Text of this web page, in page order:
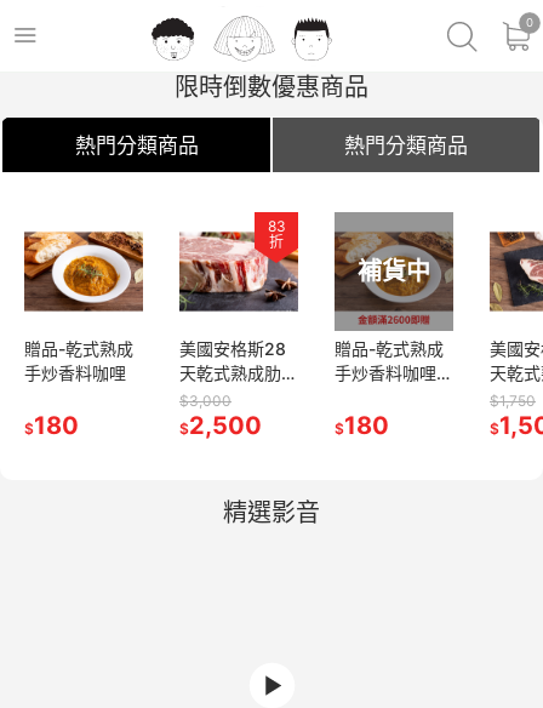
0
限時倒數優惠商品
熱門分類商品 熱門分類商品
贈品-乾式熟成
手炒香料咖哩
$180
83
折
美國安格斯28
天乾式熟成肋眼
牛排-C餐
$3,000
$2,500
補貨中
贈品-乾式熟成
手炒香料咖哩
訊請點我)
$180
美國
天乾
牛排-
$1,750
$
熟成
咖哩
折
美國安格斯28
天乾式熟成肋眼
2,500
補貨中
贈品-乾式熟成
手炒香料咖哩
訊請點我)
$
折
美國安格斯28
天乾式熟成肋眼
精選影音